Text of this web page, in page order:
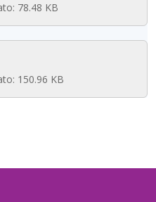
78.48 KB
150.96 KB